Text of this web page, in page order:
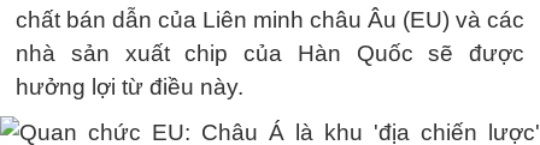
chất bán dẫn của Liên minh châu Âu (EU) và các
nhà sản xuất chip của Hàn Quốc sẽ được
hưởng lợi từ điều này.